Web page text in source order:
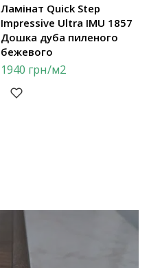
Ламінат Quick Step
Impressive Ultra IMU 1857
Дошка дуба пиленого
бежевого
1940 грн/м2